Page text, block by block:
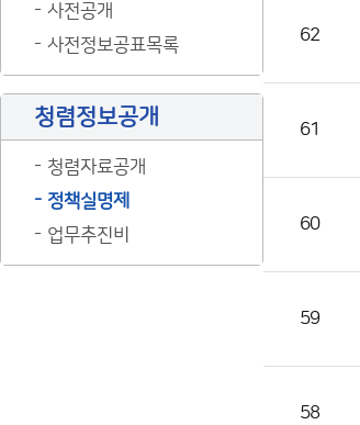
사전공개
사전정보공표목록
청렴정보공개
청렴자료공개
정책실명제
업무추진비
호,
등
서,
62
61
60
59
58